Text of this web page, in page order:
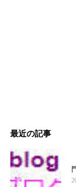
最近の記事